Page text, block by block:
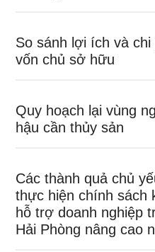
So sánh lợi ích và
vốn chủ sở hữu
Quy hoạch lại vùng
hậu cần thủy sản
Các thành quả chủ
thực hiện chính sách
hỗ trợ doanh nghiệp
Hải Phòng nâng cao